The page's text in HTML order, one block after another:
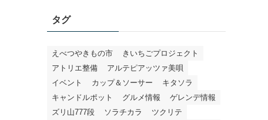
タグ
えべつやきもの市
きいちごプロジェクト
アトリエ整備
アルテピアッツァ美唄
イベント
カップ＆ソーサー
キタソラ
キャンドルポット
グルメ情報
ゲレンデ情報
ズリ山777段
ソラチカラ ツクリテ